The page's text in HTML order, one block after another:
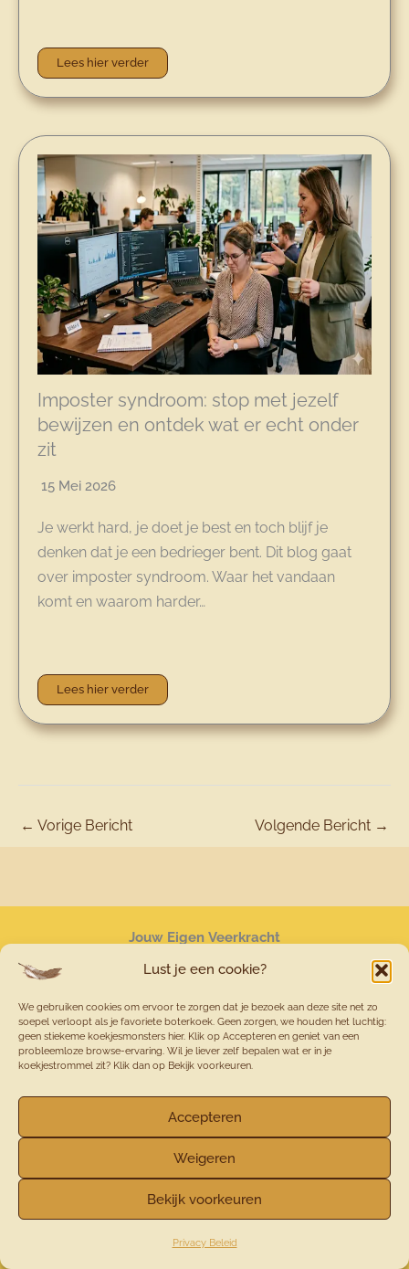
Lust je een cookie?
We gebruiken cookies om ervoor te zorgen dat je bezoek aan deze site net zo
soepel verloopt als je favoriete boterkoek. Geen zorgen, we houden het luchtig:
geen stiekeme koekjesmonsters hier. Klik op Accepteren en geniet van een
probleemloze browse-ervaring. Wil je liever zelf bepalen wat er in je
koekjestrommel zit? Klik dan op Bekijk voorkeuren.
Accepteren
Weigeren
Bekijk voorkeuren
Privacy Beleid
Lees hier verder
Imposter syndroom: stop met jezelf
bewijzen en ontdek wat er echt onder
zit
15 Mei 2026
Je werkt hard, je doet je best en toch blijf je
denken dat je een bedrieger bent. Dit blog gaat
over imposter syndroom. Waar het vandaan
komt en waarom harder…
Lees hier verder
← Vorige Bericht Volgende Bericht →
Jouw Eigen Veerkracht
Mgr Zwijsenstraat 9